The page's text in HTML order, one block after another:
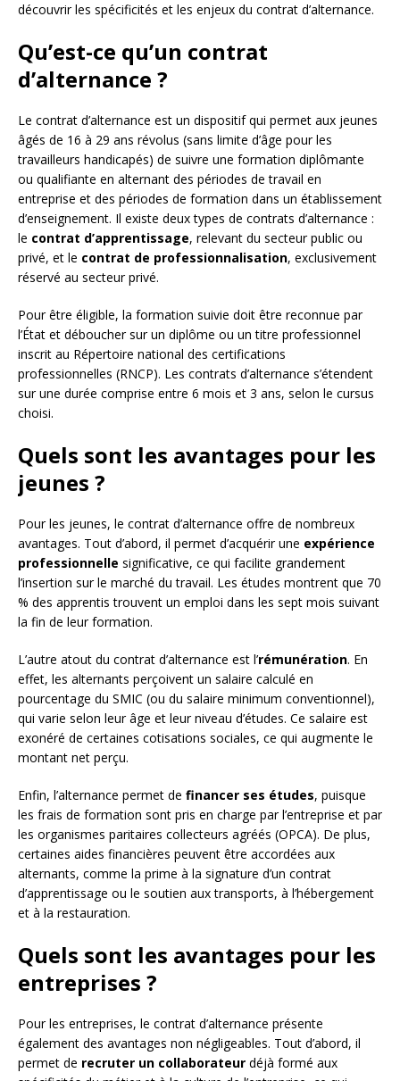
découvrir les spécificités et les enjeux du contrat d’alternance.
Qu’est-ce qu’un contrat
d’alternance ?
Le contrat d’alternance est un dispositif qui permet aux jeunes
âgés de 16 à 29 ans révolus (sans limite d’âge pour les
travailleurs handicapés) de suivre une formation diplômante
ou qualifiante en alternant des périodes de travail en
entreprise et des périodes de formation dans un établissement
d’enseignement. Il existe deux types de contrats d’alternance :
le contrat d’apprentissage, relevant du secteur public ou
privé, et le contrat de professionnalisation, exclusivement
réservé au secteur privé.
Pour être éligible, la formation suivie doit être reconnue par
l’État et déboucher sur un diplôme ou un titre professionnel
inscrit au Répertoire national des certifications
professionnelles (RNCP). Les contrats d’alternance s’étendent
sur une durée comprise entre 6 mois et 3 ans, selon le cursus
choisi.
Quels sont les avantages pour les
jeunes ?
Pour les jeunes, le contrat d’alternance offre de nombreux
avantages. Tout d’abord, il permet d’acquérir une expérience
professionnelle significative, ce qui facilite grandement
l’insertion sur le marché du travail. Les études montrent que 70
% des apprentis trouvent un emploi dans les sept mois suivant
la fin de leur formation.
L’autre atout du contrat d’alternance est l’rémunération. En
effet, les alternants perçoivent un salaire calculé en
pourcentage du SMIC (ou du salaire minimum conventionnel),
qui varie selon leur âge et leur niveau d’études. Ce salaire est
exonéré de certaines cotisations sociales, ce qui augmente le
montant net perçu.
Enfin, l’alternance permet de financer ses études, puisque
les frais de formation sont pris en charge par l’entreprise et par
les organismes paritaires collecteurs agréés (OPCA). De plus,
certaines aides financières peuvent être accordées aux
alternants, comme la prime à la signature d’un contrat
d’apprentissage ou le soutien aux transports, à l’hébergement
et à la restauration.
Quels sont les avantages pour les
entreprises ?
Pour les entreprises, le contrat d’alternance présente
également des avantages non négligeables. Tout d’abord, il
permet de recruter un collaborateur déjà formé aux